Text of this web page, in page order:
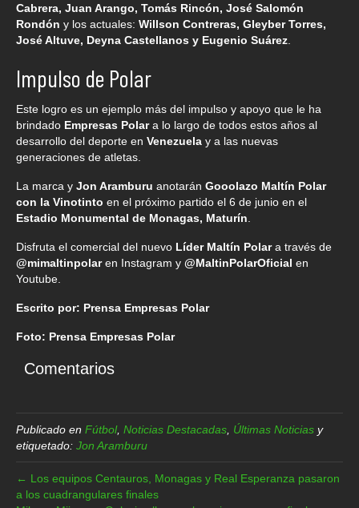
Cabrera, Juan Arango, Tomás Rincón, José Salomón
Rondón y los actuales: Willson Contreras, Gleyber Torres,
José Altuve, Deyna Castellanos y Eugenio Suárez.
Impulso de Polar
Este logro es un ejemplo más del impulso y apoyo que le ha
brindado Empresas Polara lo largo de todos estos años al
desarrollo del deporte en Venezuela y a las nuevas
generaciones de atletas.
La marca y Jon Aramburu anotarán Gooolazo Maltín Polar
con la Vinotinto en el próximo partido el 6 de junio en el
Estadio Monumental de Monagas, Maturín.
Disfruta el comercial del nuevo Líder Maltín Polara través de
@mimaltinpolaren Instagram y @MaltinPolarOficial en
Youtube.
Escrito por: Prensa Empresas Polar
Foto: Prensa Empresas Polar
Comentarios
Publicado en Fútbol, Noticias Destacadas, Últimas Noticias y
etiquetado: Jon Aramburu
← Los equipos Centauros, Monagas y Real Esperanza pasaron
a los cuadrangulares finales